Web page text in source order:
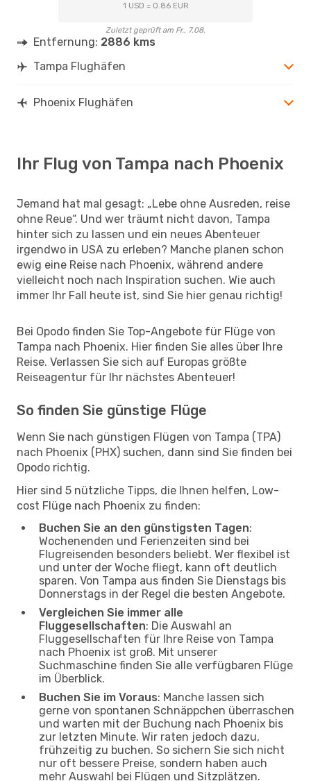
1 USD = 0.86 EUR
Zuletzt geprüft am Fr., 7.08.
Entfernung: 2886 kms
Tampa Flughäfen
Phoenix Flughäfen
Ihr Flug von Tampa nach Phoenix
Jemand hat mal gesagt: „Lebe ohne Ausreden, reise
ohne Reue“. Und wer träumt nicht davon, Tampa
hinter sich zu lassen und ein neues Abenteuer
irgendwo in USA zu erleben? Manche planen schon
ewig eine Reise nach Phoenix, während andere
vielleicht noch nach Inspiration suchen. Wie auch
immer Ihr Fall heute ist, sind Sie hier genau richtig!
Bei Opodo finden Sie Top-Angebote für Flüge von
Tampa nach Phoenix. Hier finden Sie alles über Ihre
Reise. Verlassen Sie sich auf Europas größte
Reiseagentur für Ihr nächstes Abenteuer!
So finden Sie günstige Flüge
Wenn Sie nach günstigen Flügen von Tampa (TPA)
nach Phoenix (PHX) suchen, dann sind Sie finden bei
Opodo richtig.
Hier sind 5 nützliche Tipps, die Ihnen helfen, Low-
cost Flüge nach Phoenix zu finden:
Buchen Sie an den günstigsten Tagen:
Wochenenden und Ferienzeiten sind bei
Flugreisenden besonders beliebt. Wer flexibel ist
und unter der Woche fliegt, kann oft deutlich
sparen. Von Tampa aus finden Sie Dienstags bis
Donnerstags in der Regel die besten Angebote.
Vergleichen Sie immer alle
Fluggesellschaften: Die Auswahl an
Fluggesellschaften für Ihre Reise von Tampa
nach Phoenix ist groß. Mit unserer
Suchmaschine finden Sie alle verfügbaren Flüge
im Überblick.
Buchen Sie im Voraus: Manche lassen sich
gerne von spontanen Schnäppchen überraschen
und warten mit der Buchung nach Phoenix bis
zur letzten Minute. Wir raten jedoch dazu,
frühzeitig zu buchen. So sichern Sie sich nicht
nur oft bessere Preise, sondern haben auch
mehr Auswahl bei Flügen und Sitzplätzen.